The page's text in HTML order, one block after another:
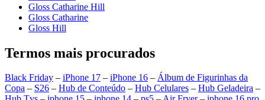
Gloss Catharine Hill
Gloss Catharine
Gloss Hill
Termos mais procurados
Black Friday – iPhone 17 – iPhone 16 – Álbum de Figurinhas da
Copa – S26 – Hub de Conteúdo – Hub Celulares – Hub Geladeira –